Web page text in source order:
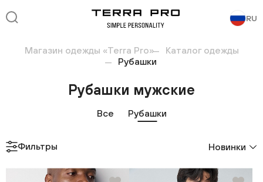
RU
Магазин одежды «Terra Pro»
Каталог одежды
Рубашки
Рубашки мужские
Все Рубашки
Фильтры Новинки